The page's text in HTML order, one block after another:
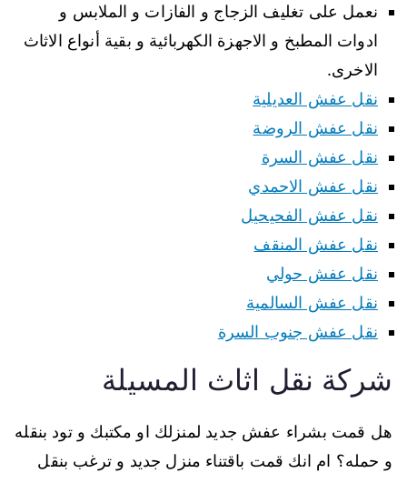
نعمل على تغليف الزجاج و الفازات و الملابس و
ادوات المطبخ و الاجهزة الكهربائية و بقية أنواع الاثاث
الاخرى.
نقل عفش العديلية
نقل عفش الروضة
نقل عفش السرة
نقل عفش الاحمدي
نقل عفش الفحيحيل
نقل عفش المنقف
نقل عفش حولي
نقل عفش السالمية
نقل عفش جنوب السرة
شركة نقل اثاث المسيلة
هل قمت بشراء عفش جديد لمنزلك او مكتبك و تود بنقله
و حمله؟ ام انك قمت باقتناء منزل جديد و ترغب بنقل